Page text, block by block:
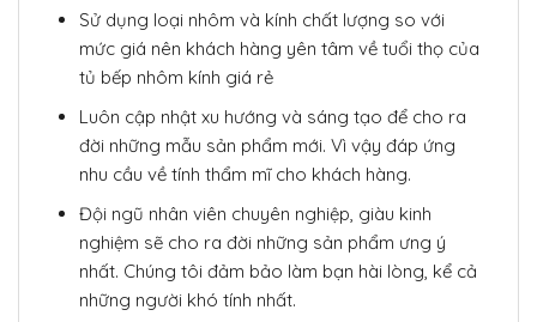
Sử dụng loại nhôm và kính chất lượng so với
mức giá nên khách hàng yên tâm về tuổi thọ của
tủ bếp nhôm kính giá rẻ
Luôn cập nhật xu hướng và sáng tạo để cho ra
đời những mẫu sản phẩm mới. Vì vậy đáp ứng
nhu cầu về tính thẩm mĩ cho khách hàng.
Đội ngũ nhân viên chuyên nghiệp, giàu kinh
nghiệm sẽ cho ra đời những sản phẩm ưng ý
nhất. Chúng tôi đảm bảo làm bạn hài lòng, kể cả
những người khó tính nhất.